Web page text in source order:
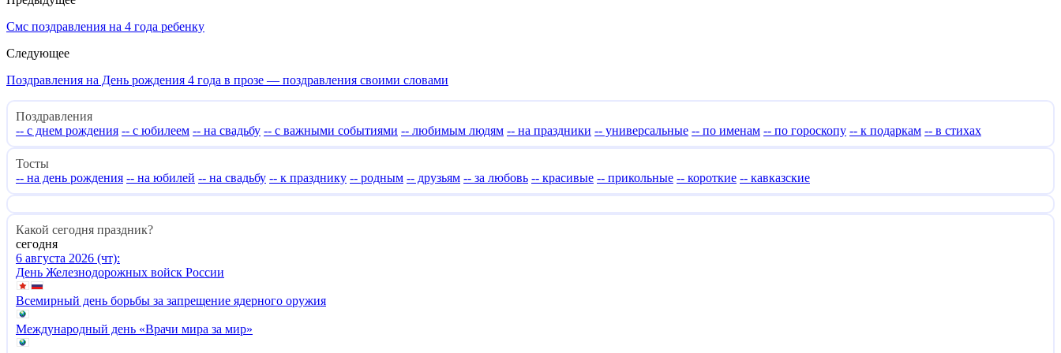
Смс поздравления на 4 года ребенку
Следующее
Поздравления на День рождения 4 года в прозе — поздравления своими словами
Поздравления
-- с днем рождения -- с юбилеем -- на свадьбу -- с важными событиями -- любимым людям -- на праздники -- универсальные -- по именам -- по гороскопу -- к подаркам -- в стихах
Тосты
-- на день рождения -- на юбилей -- на свадьбу -- к празднику -- родным -- друзьям -- за любовь -- красивые -- прикольные -- короткие -- кавказские
Какой сегодня праздник?
сегодня
6 августа 2026 (чт):
День Железнодорожных войск России
Всемирный день борьбы за запрещение ядерного оружия
Международный день «Врачи мира за мир»